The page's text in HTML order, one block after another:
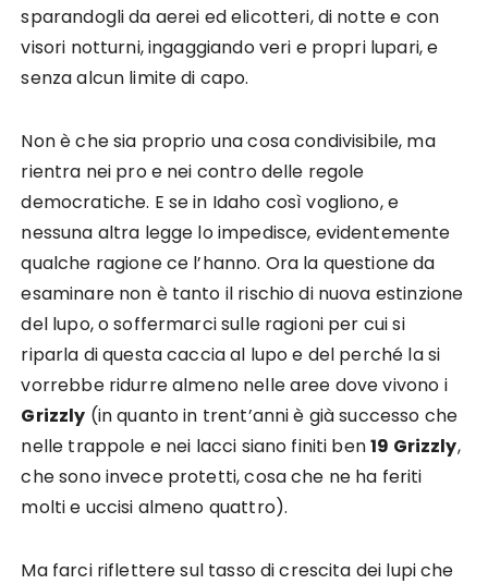
sparandogli da aerei ed elicotteri, di notte e con
visori notturni, ingaggiando veri e propri lupari, e
senza alcun limite di capo.
Non è che sia proprio una cosa condivisibile, ma
rientra nei pro e nei contro delle regole
democratiche. E se in Idaho così vogliono, e
nessuna altra legge lo impedisce, evidentemente
qualche ragione ce l’hanno. Ora la questione da
esaminare non è tanto il rischio di nuova estinzione
del lupo, o soffermarci sulle ragioni per cui si
riparla di questa caccia al lupo e del perché la si
vorrebbe ridurre almeno nelle aree dove vivono i
Grizzly (in quanto in trent’anni è già successo che
nelle trappole e nei lacci siano finiti ben19 Grizzly,
che sono invece protetti, cosa che ne ha feriti
molti e uccisi almeno quattro).
Ma farci riflettere sul tasso di crescita dei lupi che